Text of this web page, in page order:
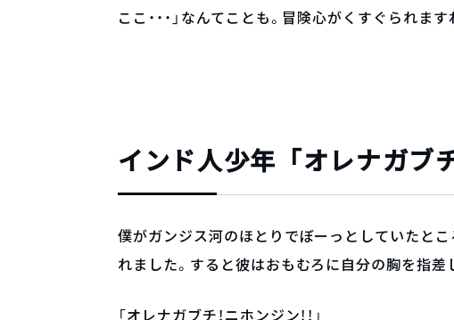
ここ・・・」なんてことも。冒険心がくすぐられます
インド人少年「オレナガブ
僕がガンジス河のほとりでぼーっとしていたと
れました。すると彼はおもむろに自分の胸を指差
「オレナガブチ！ニホンジン！！」